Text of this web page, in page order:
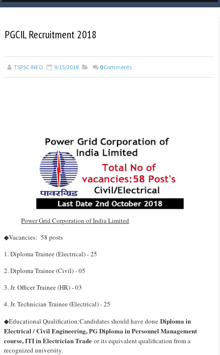
PGCIL Recruitment 2018
TSPSC INFO 9/15/2018 0 Comments
Power Grid Corporation of India Limited
◆Vacancies: 58 posts
1. Diploma Trainee (Electrical) - 25
2. Diploma Trainee (Civil) - 05
3. Jr. Officer Trainee (HR) - 03
4. Jr. Technician Trainee (Electrical) - 25
◆Educational Qualification:Candidates should have done Diploma in
Electrical / Civil Engineering, PG Diploma in Personnel Management
course, ITI in Electrician Trade or its equivalent qualification from a
recognized university.